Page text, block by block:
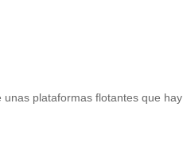
plataformas flotantes que hay